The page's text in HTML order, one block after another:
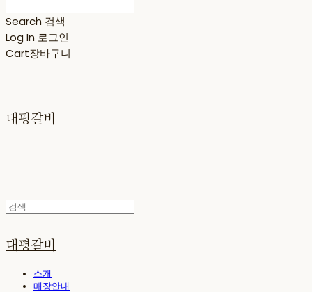
Search 검색
Log In 로그인
Cart장바구니
대평갈비
대평갈비
소개
매장안내